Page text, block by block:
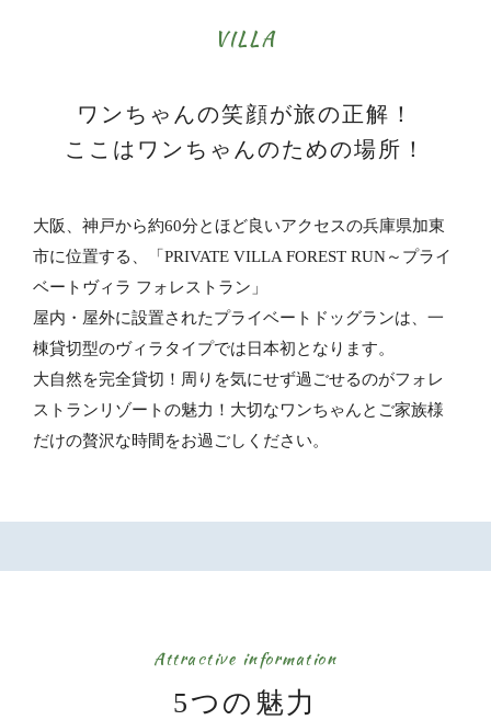
VILLA
ワンちゃんの笑顔が旅の正解！
ここはワンちゃんのための場所！
大阪、神戸から約60分とほど良いアクセスの兵庫県加東
市に位置する、「PRIVATE VILLA FOREST RUN～プライ
ベートヴィラ フォレストラン」
屋内・屋外に設置されたプライベートドッグランは、一
棟貸切型のヴィラタイプでは日本初となります。
大自然を完全貸切！周りを気にせず過ごせるのがフォレ
ストランリゾートの魅力！大切なワンちゃんとご家族様
だけの贅沢な時間をお過ごしください。
Attractive information
5つの魅力